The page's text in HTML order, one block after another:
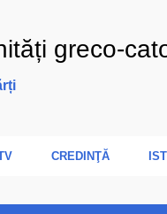
greco-
CREDINŢĂ